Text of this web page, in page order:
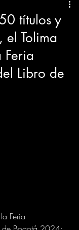
títulos y
el Tolima
Libro de
Feria